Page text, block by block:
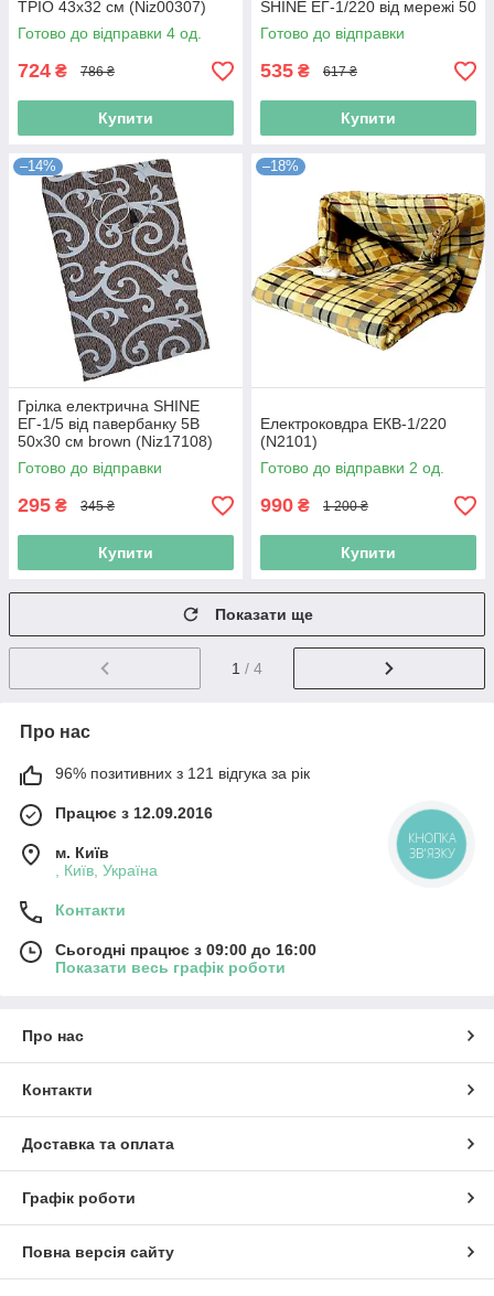
ТРІО 43х32 см (Niz00307)
Готово до відправки 4 од.
724 ₴ 786 ₴
Купити
SHINE ЕГ-1/220 від мережі 50
х 30 см (Niz16574)
Готово до відправки
535 ₴ 617 ₴
Купити
–14%
Грілка електрична SHINE
ЕГ-1/5 від павербанку 5В
50х30 см brown (Niz17108)
Готово до відправки
295 ₴ 345 ₴
Купити
–18%
Електроковдра ЕКВ-1/220
(N2101)
Готово до відправки 2 од.
990 ₴ 1 200 ₴
Купити
Показати ще
1 / 4
Про нас
96% позитивних з 121 відгука за рік
Працює з 12.09.2016
м. Київ
, Київ, Україна
Контакти
Сьогодні працює з 09:00 до 16:00
Показати весь графік роботи
Про нас
Контакти
Доставка та оплата
Графік роботи
Повна версія сайту
КНОПКА
ЗВ'ЯЗКУ